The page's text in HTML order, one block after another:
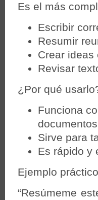
Es el más
Escribir
Resumir
Crear ideas
Revisar
¿Por qué
Funciona
Sirve para
Es rápido y
Ejemplo
“Resúmeme